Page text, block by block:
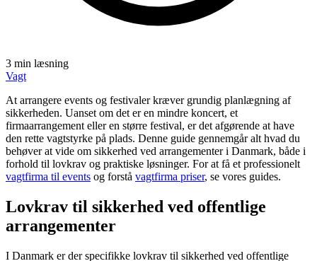
3 min læsning
Vagt
At arrangere events og festivaler kræver grundig planlægning af
sikkerheden. Uanset om det er en mindre koncert, et
firmaarrangement eller en større festival, er det afgørende at have
den rette vagtstyrke på plads. Denne guide gennemgår alt hvad du
behøver at vide om sikkerhed ved arrangementer i Danmark, både i
forhold til lovkrav og praktiske løsninger. For at få et professionelt
vagtfirma til events og forstå vagtfirma priser, se vores guides.
Lovkrav til sikkerhed ved offentlige
arrangementer
I Danmark er der specifikke lovkrav til sikkerhed ved offentlige